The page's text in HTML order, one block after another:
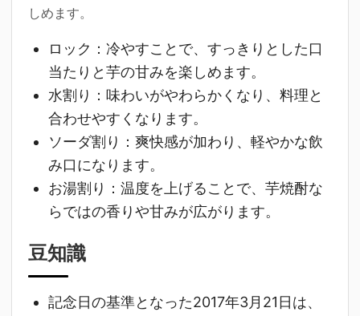
しめます。
ロック：冷やすことで、すっきりとした口
当たりと芋の甘みを楽しめます。
水割り：味わいがやわらかくなり、料理と
合わせやすくなります。
ソーダ割り：爽快感が加わり、軽やかな飲
み口になります。
お湯割り：温度を上げることで、芋焼酎な
らではの香りや甘みが広がります。
豆知識
記念日の基準となった2017年3月21日は、